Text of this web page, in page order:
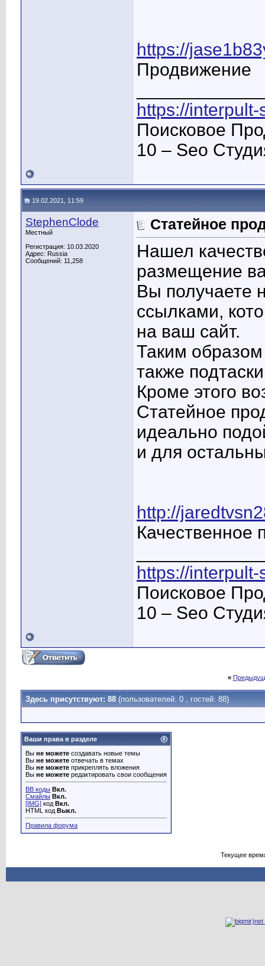
https://
Продвижение
https://
Поисковое
10 – Seo
19.02.2021, 11:59
StephenClode
Местный
Регистрация: 10.03.2020
Адрес: Russia
Сообщений: 11,258
Статейное
Нашел
размещение
Вы получаете
ссылками,
на ваш сайт.
Таким
также
Кроме этого
Статейное
идеально
и для
http://
Качественное
https://
Поисковое
10 – Seo
«
Здесь присутствуют: 88 (пользователей: 0 , гостей: 88)
Ваши права в разделе
Вы не можете создавать новые темы
Вы не можете отвечать в темах
Вы не можете прикреплять вложения
Вы не можете редактировать свои сообщения
BB коды Вкл.
Смайлы Вкл.
[IMG] код Вкл.
HTML код Выкл.
Правила форума
Текущее